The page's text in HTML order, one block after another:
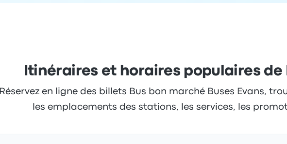
Itinéraires et horaires populaires de
Réservez en ligne des billets Bus bon marché Buses Evans,
les emplacements des stations, les services, les